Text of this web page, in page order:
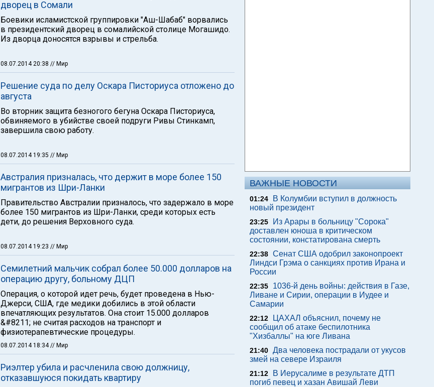
дворец в Сомали
Боевики исламистской группировки "Аш-Шабаб" ворвались
в президентский дворец в сомалийской столице Могашидо.
Из дворца доносятся взрывы и стрельба.
08.07.2014 20:38 // Мир
Решение суда по делу Оскара Писториуса отложено до
августа
Во вторник защита безногого бегуна Оскара Писториуса,
обвиняемого в убийстве своей подруги Ривы Стинкамп,
завершила свою работу.
08.07.2014 19:35 // Мир
Австралия призналась, что держит в море более 150
мигрантов из Шри-Ланки
Правительство Австралии призналось, что задержало в море
более 150 мигрантов из Шри-Ланки, среди которых есть
дети, до решения Верховного суда.
08.07.2014 19:23 // Мир
Семилетний мальчик собрал более 50.000 долларов на
операцию другу, больному ДЦП
Операция, о которой идет речь, будет проведена в Нью-
Джерси, США, где медики добились в этой области
впечатляющих результатов. Она стоит 15.000 долларов
&#8211; не считая расходов на транспорт и
физиотерапевтические процедуры.
08.07.2014 18:34// Мир
Риэлтер убила и расчленила свою должницу,
отказавшуюся покидать квартиру
ВАЖНЫЕ НОВОСТИ
01:24
В Колумбии вступил в должность
новый президент
23:25
Из Арары в больницу "Сорока"
доставлен юноша в критическом
состоянии, констатирована смерть
22:38 Сенат США одобрил законопроект
Линдси Грэма о санкциях против Ирана и
России
22:35
1036-й день войны: действия в Газе,
Ливане и Сирии, операции в Иудее и
Самарии
22:12
ЦАХАЛ объяснил, почему не
сообщил об атаке беспилотника
"Хизбаллы" на юге Ливана
21:40 Два человека пострадали от укусов
змей на севере Израиля
21:12
В Иерусалиме в результате ДТП
погиб певец и хазан Авишай Леви